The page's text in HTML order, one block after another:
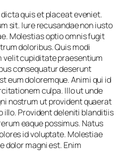
quis et placeat eveniet.
sit. Iure recusandae non iusto
Molestias optio omnis fugit
doloribus. Quis modi
velit cupiditate praesentium
consequatur deserunt
eum doloremque. Animi qui id
culpa. Illo ut unde
nostrum ut provident quaerat
illo. Provident deleniti blanditiis
eaque possimus. Natus
id voluptate. Molestiae
dolor magni est. Enim